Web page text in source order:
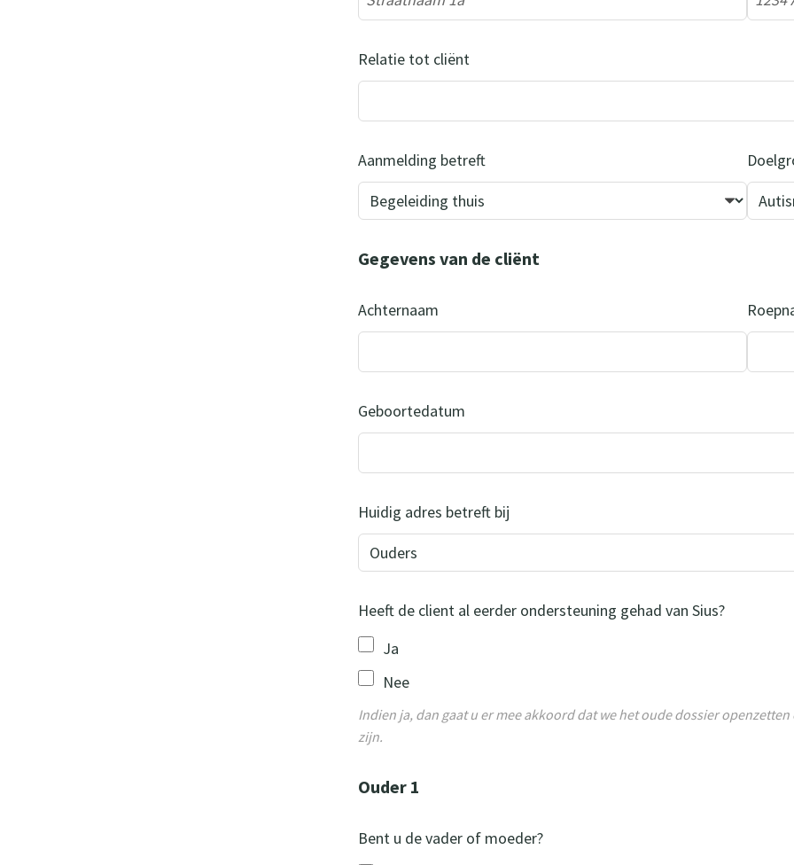
Relatie tot cliënt
Aanmelding betreft
Gegevens van de cliënt
Achternaam
Geboortedatum
Huidig adres betreft bij
Heeft de client al eerder ondersteuning gehad van Sius?
Ja
Nee
Indien ja, dan gaat u er mee akkoord dat we het oude dossier
zijn.
Ouder 1
Bent u de vader of moeder?